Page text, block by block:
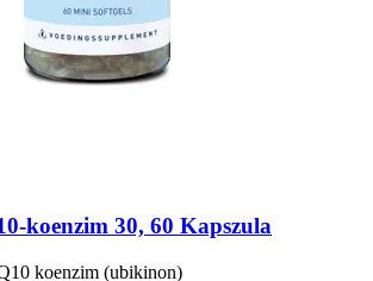
​koenzim 30, 60 Kapszula
koenzim (ubikinon)